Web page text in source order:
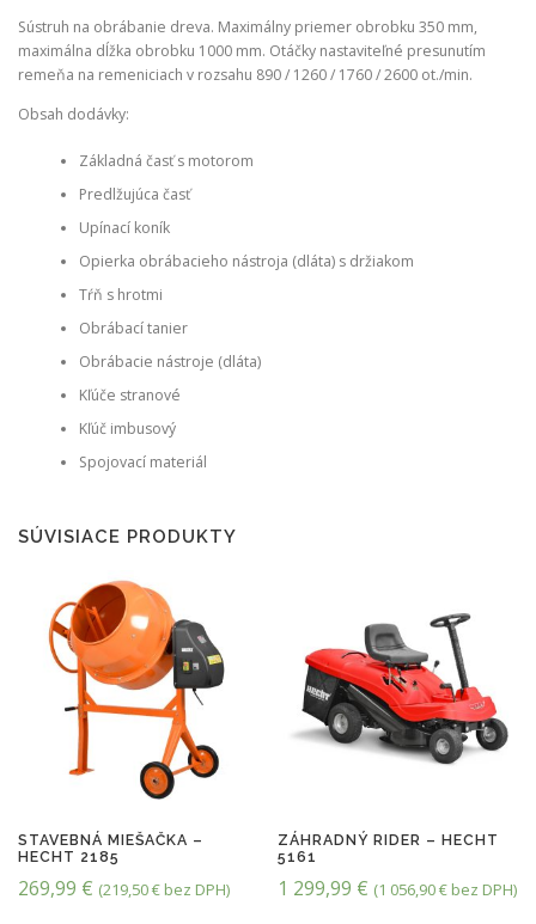
Sústruh na obrábanie dreva. Maximálny priemer obrobku 350 mm,
maximálna dĺžka obrobku 1000 mm. Otáčky nastaviteľné presunutím
remeňa na remeniciach v rozsahu 890 / 1260 / 1760 / 2600 ot./min.
Obsah dodávky:
Základná časť s motorom
Predlžujúca časť
Upínací koník
Opierka obrábacieho nástroja (dláta) s držiakom
Tŕň s hrotmi
Obrábací tanier
Obrábacie nástroje (dláta)
Kľúče stranové
Kľúč imbusový
Spojovací materiál
SÚVISIACE PRODUKTY
STAVEBNÁ MIEŠAČKA –
HECHT 2185
269,99 € (219,50€ bez DPH)
ZÁHRADNÝ RIDER – HECHT
5161
1 299,99 € (1 056,90€ bez DPH)